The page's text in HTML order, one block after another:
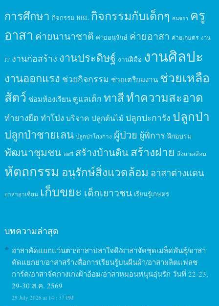
การศึกษา กิจกรรม BBL กิจกรรมกับเด็กๆ คนชรา ครู
อาสา ค่ายนานาชาติ ค่ายอนุรักษ์ ค่ายอาสา ค่ายเกษตร งาน
IT งานก่อสร้าง งานประดิษฐ์ งานฝีมือ งานศิลปะ
งานออกแรง ช่วยกิจกรรม ช่วยเตรียมงาน ช่วยเหลือ
สัตว์ ซ่อมห้องเรียน ดูแลเด็ก ทาสีทำความสะอาด
ทำยางยืด ทำโป่ง บริจาค ปลูกต้นไม้ ปลูกปะการัง ปลูกป่า
ปลูกป่าชายเลน ปลูกป่าโกงกาง ผู้ป่วย ผู้พิการ ฝึกอบรม
พัฒนาชุมชน สตรี สร้างบ้านดินสร้างฝาย สิ่งแวดล้อม
หัตถกรรม อนุรักษ์สิ่งแวดล้อม อาสาต่างแดน
อาสาอาเซียน เก็บขยะ เด็กเยาวชน เรียนรู้เกษตร
บทความล่าสุด
อาสาคัดแยกแว่นตา/อาสาปลาใจดี/อาสาจัดชุดเมล็ดพันธุ์/อาสา
คัดแยกยา/อาสาสร้างสื่อการเรียนรู้บนผืนผ้า/อาสาผลิตแฟลช
การ์ด/อาสาจัดกางเกงผ้าอ้อม/อาสาหมอนหนุนอุ่นรัก วันที่ 22-23,
29-30 ส.ค. 2569
29 July 2026 at 14 : 37 PM